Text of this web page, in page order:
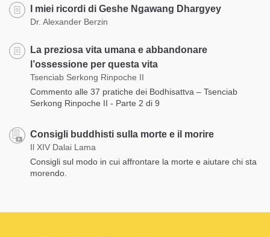
I miei ricordi di Geshe Ngawang Dhargyey
Dr. Alexander Berzin
La preziosa vita umana e abbandonare
l’ossessione per questa vita
Tsenciab Serkong Rinpoche II
Commento alle 37 pratiche dei Bodhisattva – Tsenciab
Serkong Rinpoche II - Parte 2 di 9
Consigli buddhisti sulla morte e il morire
Il XIV Dalai Lama
Consigli sul modo in cui affrontare la morte e aiutare chi sta
morendo.